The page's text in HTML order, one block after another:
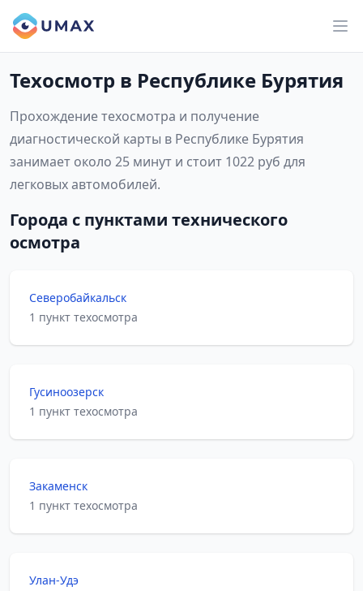
Техосмотр в Республике Бурятия
Прохождение техосмотра и получение
диагностической карты в Республике Бурятия
занимает около 25 минут и стоит 1022 руб для
легковых автомобилей.
Города с пунктами технического
осмотра
Северобайкальск
1 пункт техосмотра
Гусиноозерск
1 пункт техосмотра
Закаменск
1 пункт техосмотра
Улан-Удэ